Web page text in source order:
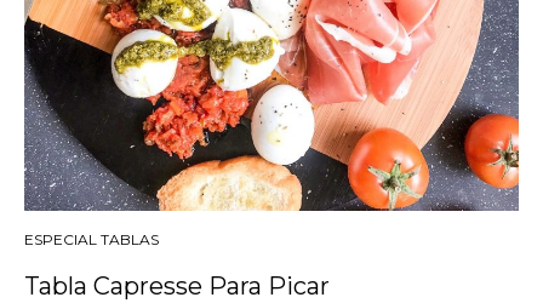
ESPECIAL TABLAS
Tabla Capresse Para Picar